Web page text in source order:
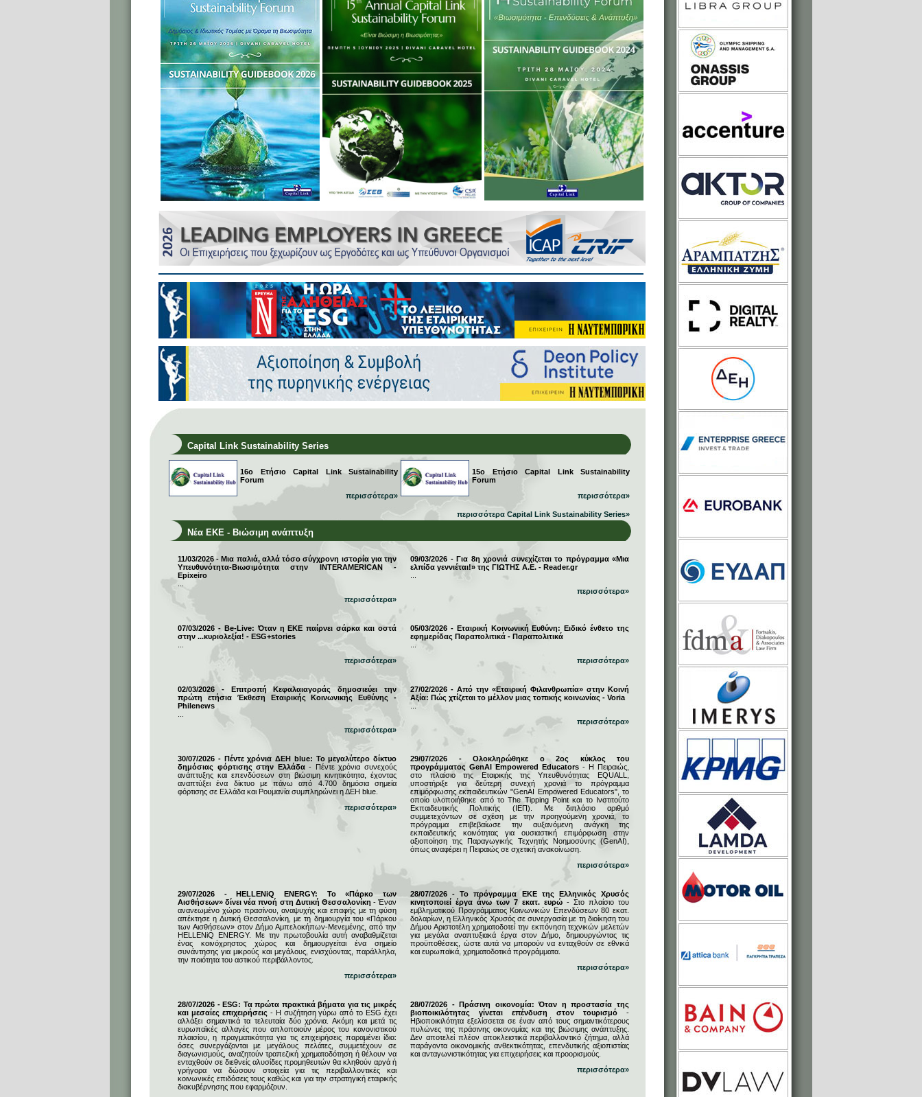
Capital Link Sustainability Series
16ο Ετήσιο Capital Link Sustainability
Forum
περισσότερα»
15ο Ετήσιο Capital Link Sustainability
Forum
περισσότερα»
περισσότερα Capital Link Sustainability Series»
Νέα ΕΚΕ - Βιώσιμη ανάπτυξη
11/03/2026 - Μια παλιά, αλλά τόσο σύγχρονη ιστορία για την
Υπευθυνότητα-Βιωσιμότητα στην INTERAMERICAN -
Epixeiro
περισσότερα»
09/03/2026 - Για 8η χρονιά συνεχίζεται το πρόγραμμα «Μια
ελπίδα γεννιέται!» της ΓΙΩΤΗΣ Α.Ε. - Reader.gr
περισσότερα»
07/03/2026 - Be-Live: Όταν η ΕΚΕ παίρνει σάρκα και οστά
στην ...κυριολεξία! - ESG+stories
περισσότερα»
05/03/2026 - Εταιρική Κοινωνική Ευθύνη: Ειδικό ένθετο της
εφημερίδας Παραπολιτικά - Παραπολιτικά
περισσότερα»
02/03/2026 - Επιτροπή Κεφαλαιαγοράς δημοσιεύει την
πρώτη ετήσια Έκθεση Εταιρικής Κοινωνικής Ευθύνης -
Philenews
περισσότερα»
27/02/2026 - Από την «Εταιρική Φιλανθρωπία» στην Κοινή
Αξία: Πώς χτίζεται το μέλλον μιας τοπικής κοινωνίας - Voria
περισσότερα»
30/07/2026 - Πέντε χρόνια ΔΕΗ blue: Το μεγαλύτερο δίκτυο
δημόσιας φόρτισης στην Ελλάδα- Πέντε χρόνια συνεχούς
ανάπτυξης και επενδύσεων στη βιώσιμη κινητικότητα, έχοντας
αναπτύξει ένα δίκτυο με πάνω από 4.700 δημόσια σημεία
φόρτισης σε Ελλάδα και Ρουμανία συμπληρώνει η ΔΕΗ blue.
περισσότερα»
29/07/2026 - Ολοκληρώθηκε ο 2ος κύκλος του
προγράμματος GenAI Empowered Educators - Η Πειραιώς,
στο πλαίσιο της Εταιρικής της Υπευθυνότητας EQUALL,
υποστήριξε για δεύτερη συνεχή χρονιά το πρόγραμμα
επιμόρφωσης εκπαιδευτικών "GenAI Empowered Educators", το
οποίο υλοποιήθηκε από το The Tipping Point και το Ινστιτούτο
Εκπαιδευτικής Πολιτικής (ΙΕΠ). Με διπλάσιο αριθμό
συμμετεχόντων σε σχέση με την προηγούμενη χρονιά, το
πρόγραμμα επιβεβαίωσε την αυξανόμενη ανάγκη της
εκπαιδευτικής κοινότητας για ουσιαστική επιμόρφωση στην
αξιοποίηση της Παραγωγικής Τεχνητής Νοημοσύνης (GenAI),
όπως αναφέρει η Πειραιώς σε σχετική ανακοίνωση.
περισσότερα»
29/07/2026 - HELLENiQ ENERGY: Το «Πάρκο των
Αισθήσεων» δίνει νέα πνοή στη Δυτική Θεσσαλονίκη - Έναν
ανανεωμένο χώρο πρασίνου, αναψυχής και επαφής με τη φύση
απέκτησε η Δυτική Θεσσαλονίκη, με τη δημιουργία του «Πάρκου
των Αισθήσεων» στον Δήμο Αμπελοκήπων-Μενεμένης, από την
HELLENiQ ENERGY. Με την πρωτοβουλία αυτή αναβαθμίζεται
ένας κοινόχρηστος χώρος και δημιουργείται ένα σημείο
συνάντησης για μικρούς και μεγάλους, ενισχύοντας, παράλληλα,
την ποιότητα του αστικού περιβάλλοντος.
περισσότερα»
28/07/2026 - Το πρόγραμμα ΕΚΕ της Ελληνικός Χρυσός
κινητοποιεί έργα άνω των 7 εκατ. ευρώ - Στο πλαίσιο του
εμβληματικού Προγράμματος Κοινωνικών Επενδύσεων 80 εκατ.
δολαρίων, η Ελληνικός Χρυσός σε συνεργασία με τη διοίκηση του
Δήμου Αριστοτέλη χρηματοδοτεί την εκπόνηση τεχνικών μελετών
για μεγάλα αναπτυξιακά έργα στον Δήμο, δημιουργώντας τις
προϋποθέσεις, ώστε αυτά να μπορούν να ενταχθούν σε εθνικά
και ευρωπαϊκά, χρηματοδοτικά προγράμματα.
περισσότερα»
28/07/2026 - ESG: Τα πρώτα πρακτικά βήματα για τις μικρές
και μεσαίες επιχειρήσεις - Η συζήτηση γύρω από το ESG έχει
αλλάξει σημαντικά τα τελευταία δύο χρόνια. Ακόμη και μετά τις
ευρωπαϊκές αλλαγές που απλοποιούν μέρος του κανονιστικού
πλαισίου, η πραγματικότητα για τις επιχειρήσεις παραμένει ίδια:
όσες συνεργάζονται με μεγάλους πελάτες, συμμετέχουν σε
διαγωνισμούς, αναζητούν τραπεζική χρηματοδότηση ή θέλουν να
ενταχθούν σε διεθνείς αλυσίδες προμηθευτών θα κληθούν αργά ή
γρήγορα να δώσουν στοιχεία για τις περιβαλλοντικές και
κοινωνικές επιδόσεις τους καθώς και για την στρατηγική εταιρικής
διακυβέρνησης που εφαρμόζουν.
28/07/2026 - Πράσινη οικονομία: Όταν η προστασία της
βιοποικιλότητας γίνεται επένδυση στον τουρισμό -
Ηβιοποικιλότητα εξελίσσεται σε έναν από τους σημαντικότερους
πυλώνες της πράσινης οικονομίας και της βιώσιμης ανάπτυξης.
Δεν αποτελεί πλέον αποκλειστικά περιβαλλοντικό ζήτημα, αλλά
παράγοντα οικονομικής ανθεκτικότητας, επενδυτικής αξιοπιστίας
και ανταγωνιστικότητας για επιχειρήσεις και προορισμούς.
περισσότερα»